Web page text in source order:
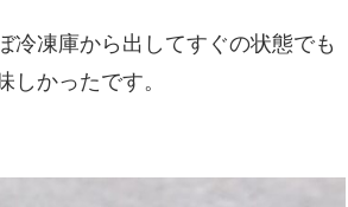
冷凍庫から出してすぐの状態でも
かったです。